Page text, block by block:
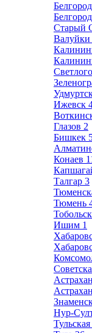
Белгород
Старый
Валуйки
Ижевск
Глазов 2
Бишкек
Конаев
Талгар 3
Тюмень
Тобольск
Ишим 1
Нур-